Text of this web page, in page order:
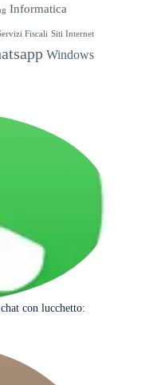
Informatica
Fiscali Siti Internet
Windows
con lucchetto: